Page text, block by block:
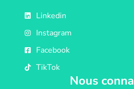
Linkedin
Instagram
Facebook
TikTok
Nous